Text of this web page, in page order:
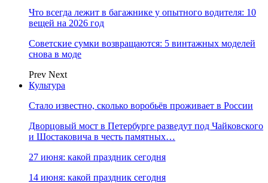
Что всегда лежит в багажнике у опытного водителя: 10
вещей на 2026 год
Советские сумки возвращаются: 5 винтажных моделей
снова в моде
Prev Next
Культура
Стало известно, сколько воробьёв проживает в России
Дворцовый мост в Петербурге разведут под Чайковского
и Шостаковича в честь памятных…
27 июня: какой праздник сегодня
14 июня: какой праздник сегодня